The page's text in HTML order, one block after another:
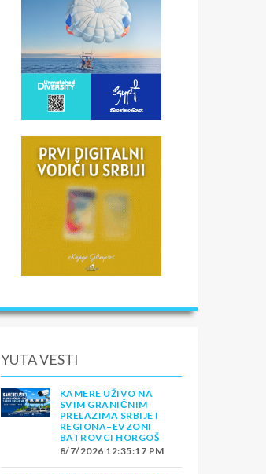
YUTA VESTI
KAMERE UŽIVO NA
SVIM GRANIČNIM
PRELAZIMA SRBIJE I
REGIONA–EVZONI
BATROVCI HORGOŠ
8/7/2026 12:35:17 PM